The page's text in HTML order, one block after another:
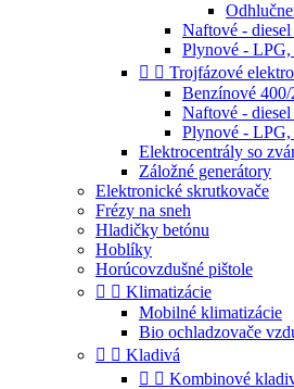
Naftové -
Plynové -
  Trojfázové
Benzínové
Naftové -
Plynové -
Elektrocentrály so
Záložné generátory
Elektronické skrutkovače
Frézy na sneh
Hladičky betónu
Hoblíky
Horúcovzdušné pištole
  Klimatizácie
Mobilné klimatizácie
Bio ochladzovače
  Kladivá
  Kombinové